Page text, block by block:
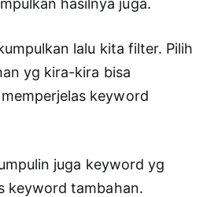
hasilnya juga.
lalu kita filter. Pilih
yg kira-kira bisa
keyword
juga keyword yg
keyword tambahan.